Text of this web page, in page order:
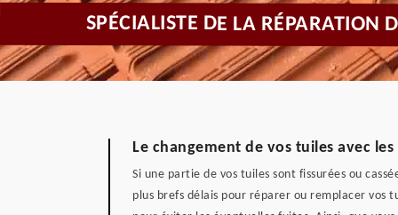
SPÉCIALISTE DE LA RÉPARATION
Le changement de vos tuiles avec
Si une partie de vos tuiles sont fissurées ou
plus brefs délais pour réparer ou remplacer vos